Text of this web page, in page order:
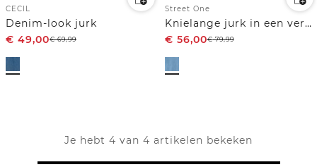
CECIL
Denim-look jurk
€ 49,00€69,99
Street One
Knielange jurk in een verwassen look
€ 56,00€79,99
Je hebt 4 van 4 artikelen bekeken